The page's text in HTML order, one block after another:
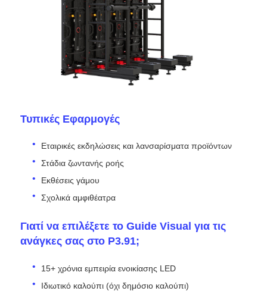
Τυπικές Εφαρμογές
Εταιρικές εκδηλώσεις και λανσαρίσματα προϊόντων
Στάδια ζωντανής ροής
Εκθέσεις γάμου
Σχολικά αμφιθέατρα
Γιατί να επιλέξετε το Guide Visual για τις
ανάγκες σας στο P3.91;
15+ χρόνια εμπειρία ενοικίασης LED
Ιδιωτικό καλούπι (όχι δημόσιο καλούπι)